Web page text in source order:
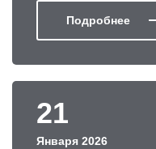
Подробнее
21
Января 2026